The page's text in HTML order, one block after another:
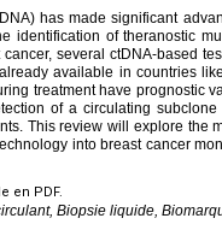
has made significant
identification of theranostic
several ctDNA-based
available in countries
treatment have prognostic
of a circulating
This review will explore the
into breast cancer
en PDF.
Biopsie liquide,